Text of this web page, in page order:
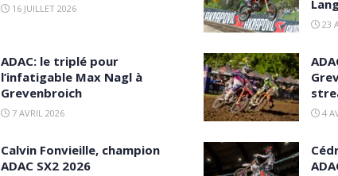
16 JUILLET 2026
23
ADAC: le triplé pour
l’infatigable Max Nagl à
Grevenbroich
7 AVRIL 2026 4
Calvin Fonvieille, champion
ADAC SX2 2026